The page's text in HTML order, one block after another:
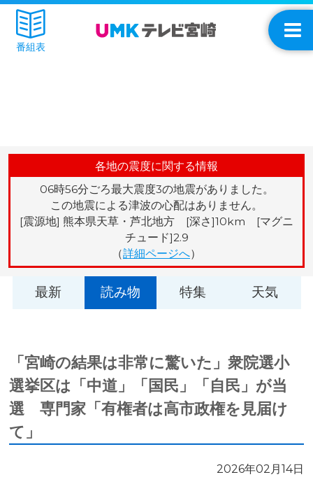
番組表
各地の震度に関する情報
06時56分ごろ最大震度3の地震がありました。
この地震による津波の心配はありません。
[震源地] 熊本県天草・芦北地方 [深さ]10km [マグニ
チュード]2.9
（詳細ページへ）
最新 読み物 特集 天気
「宮崎の結果は非常に驚いた」衆院選小
選挙区は「中道」「国民」「自民」が当
選 専門家「有権者は高市政権を見届け
て」
2026年02月14日